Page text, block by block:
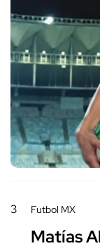
3 Futbol MX
Matías